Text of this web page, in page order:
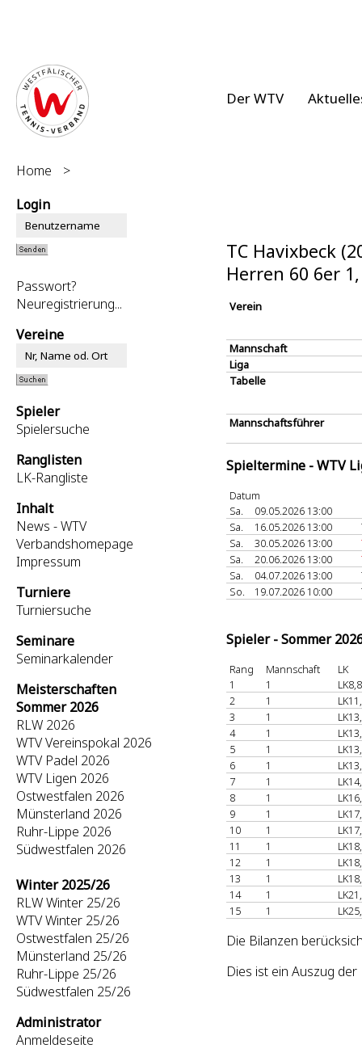
Der WTV
Home
>
Login
Passwort?
Neuregistrierung...
Vereine
Spieler
Spielersuche
Ranglisten
LK-Rangliste
Inhalt
News - WTV
Verbandshomepage
Impressum
Turniere
Turniersuche
Seminare
Seminarkalender
Meisterschaften
Sommer 2026
RLW 2026
WTV Vereinspokal 2026
WTV Padel 2026
WTV Ligen 2026
Ostwestfalen 2026
Münsterland 2026
Ruhr-Lippe 2026
Südwestfalen 2026
Winter 2025/26
RLW Winter 25/26
WTV Winter 25/26
Ostwestfalen 25/26
Münsterland 25/26
Ruhr-Lippe 25/26
Südwestfalen 25/26
Administrator
Anmeldeseite
TC Havixbeck
Herren 60 6er
Verein
Mannschaft
Liga
Tabelle
Mannschaftsführer
Spieltermine - WTV
Datum
Sa.
09.05.2026 13:00
Sa.
16.05.2026 13:00
Sa.
30.05.2026 13:00
Sa.
20.06.2026 13:00
Sa.
04.07.2026 13:00
So.
19.07.2026 10:00
Spieler - Sommer
Rang Mannschaft
LK
1
1
LK8,8
2
1
3
1
4
1
5
1
6
1
7
1
8
1
9
1
10
1
11
1
12
1
13
1
14
1
15
1
Die Bilanzen
Dies ist ein Auszug